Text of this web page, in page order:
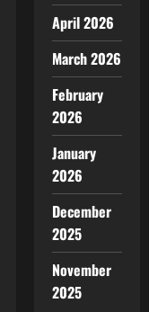
April 2026
March 2026
February
2026
January
2026
December
2025
November
2025